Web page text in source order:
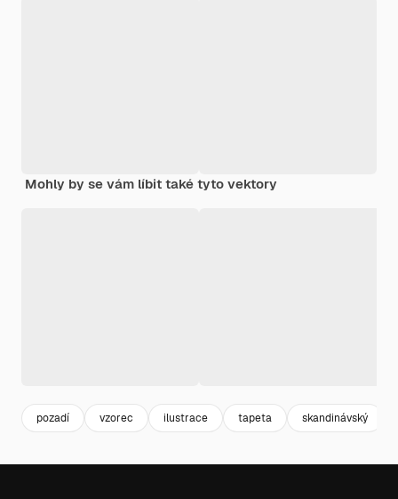
Mohly by se vám líbit také tyto vektory
pozadí vzorec ilustrace tapeta skandinávský